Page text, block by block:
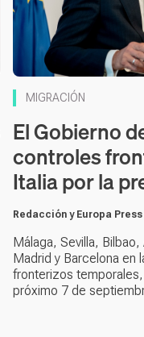
MIGRACIÓN
El Gobierno
controles
Italia por la
Redacción y Europa Press
Málaga, Sevilla,
Madrid y Barcelona en
fronterizos
próximo 7 de